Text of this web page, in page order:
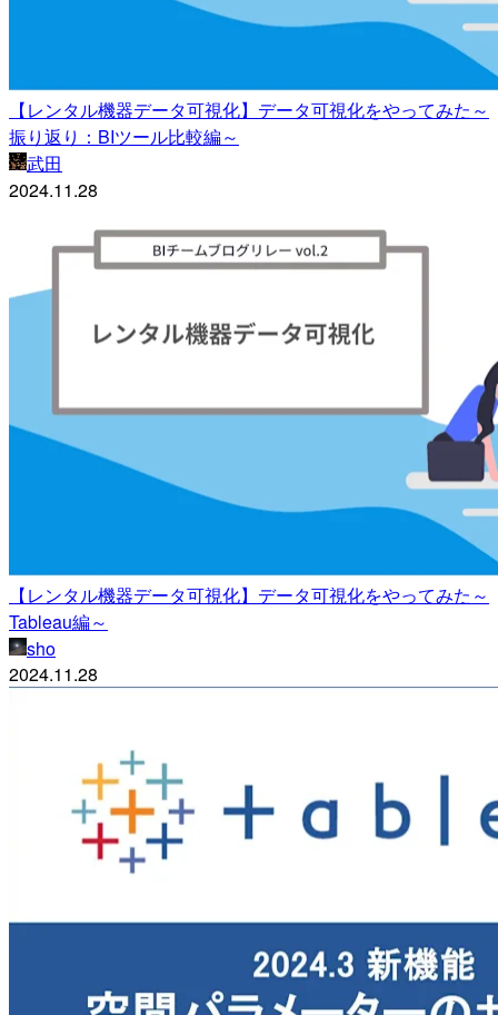
【レンタル機器データ可視化】データ可視化をやってみた～
振り返り：BIツール比較編～
武田
2024.11.28
【レンタル機器データ可視化】データ可視化をやってみた～
Tableau編～
sho
2024.11.28